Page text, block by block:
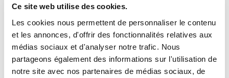
Ce site web utilise des cookies.
Les cookies nous permettent de personnaliser le contenu
et les annonces, d'offrir des fonctionnalités relatives aux
médias sociaux et d'analyser notre trafic. Nous
partageons également des informations sur l'utilisation de
notre site avec nos partenaires de médias sociaux, de
Le Magic Pass est disponible exclusivement sur le site
officielwww.magicpass.ch. Les tarifs varient en fonction de
la période d'achat :plus vous l’achetez tôt, plus c’est
Nos équipes aux bains se tiennent à votre
disposition pour vous renseigner sur cette offre et vous
accompagner dans le processus d'achat.